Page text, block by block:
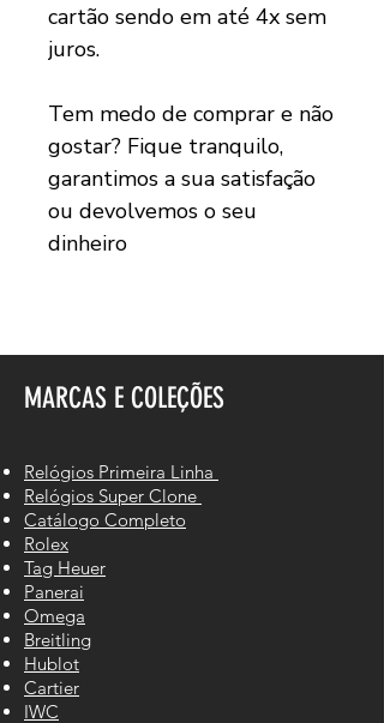
cartão sendo em até 4x sem
juros.
Tem medo de comprar e não
gostar? Fique tranquilo,
garantimos a sua satisfação
ou devolvemos o seu
dinheiro
MARCAS E COLEÇÕES
Relógios Primeira Linha
Relógios Super Clone
Catálogo Completo
Rolex
Tag Heuer
Panerai
Omega
Breitling
Hublot
Cartier
IWC